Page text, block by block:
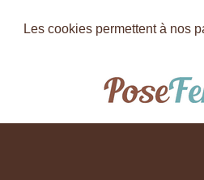
Les cookies permettent à nos